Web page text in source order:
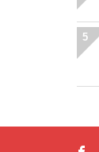
5